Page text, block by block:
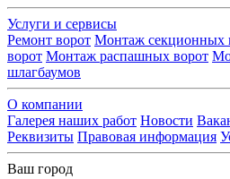
Услуги и сервисы
Ремонт ворот Монтаж секционных
ворот Монтаж распашных ворот
шлагбаумов
О компании
Галерея наших работ Новости
Реквизиты Правовая информация
Ваш город